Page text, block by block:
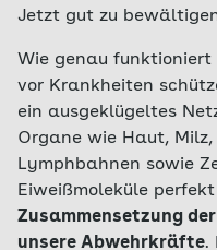
Jetzt gut zu
Wie genau funktioniert
vor Krankheiten
ein ausgeklügeltes
Organe wie Haut,
Lymphbahnen sowie
Eiweißmoleküle
Zusammensetzung der
unsere Abwehrkräfte.